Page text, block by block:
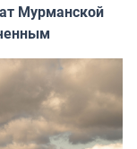
Мурманской